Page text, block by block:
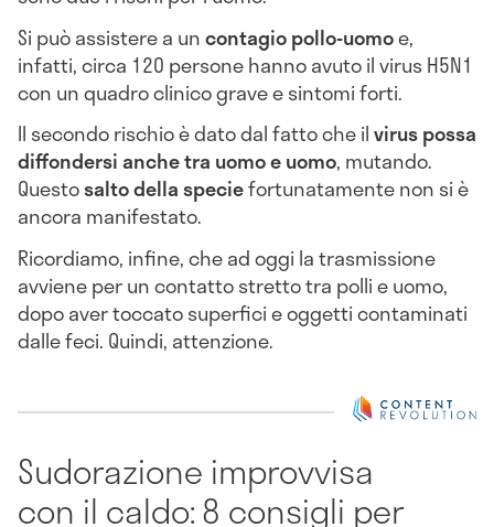
Si può assistere a uncontagio pollo-uomoe,
infatti, circa 120 persone hanno avuto ilvirus H5N1
con un quadro clinico grave e sintomi forti.
Il secondo rischio è dato dal fatto che ilvirus possa
diffondersi anche tra uomo e uomo, mutando.
Questosalto della speciefortunatamente non si è
ancora manifestato.
Ricordiamo, infine, che ad oggi la trasmissione
avviene per un contatto stretto tra polli e uomo,
dopo aver toccato superfici e oggetti contaminati
dalle feci. Quindi, attenzione.
Sudorazione improvvisa
con il caldo: 8 consigli per